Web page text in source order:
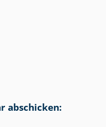
abschicken: